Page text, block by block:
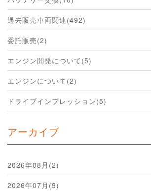
過去販売車両関連(492)
委託販売(2)
エンジン開発について(5)
エンジンについて(2)
ドライブインプレッション(5)
アーカイブ
2026年08月(2)
2026年07月(9)